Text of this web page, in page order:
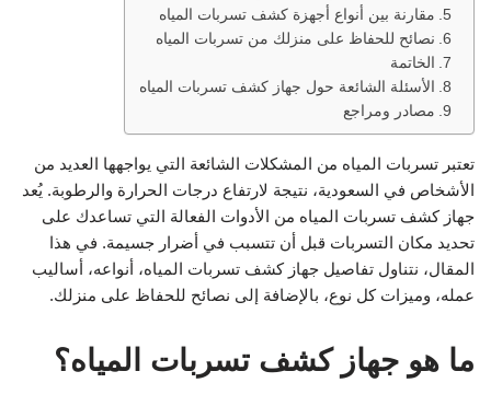
مقارنة بين أنواع أجهزة كشف تسربات المياه
نصائح للحفاظ على منزلك من تسربات المياه
الخاتمة
الأسئلة الشائعة حول جهاز كشف تسربات المياه
مصادر ومراجع
تعتبر تسربات المياه من المشكلات الشائعة التي يواجهها العديد من
الأشخاص في السعودية، نتيجة لارتفاع درجات الحرارة والرطوبة. يُعد
جهاز كشف تسربات المياه من الأدوات الفعالة التي تساعدك على
تحديد مكان التسربات قبل أن تتسبب في أضرار جسيمة. في هذا
المقال، نتناول تفاصيل جهاز كشف تسربات المياه، أنواعه، أساليب
عمله، وميزات كل نوع، بالإضافة إلى نصائح للحفاظ على منزلك.
ما هو جهاز كشف تسربات المياه؟